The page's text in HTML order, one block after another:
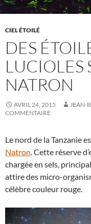
CIEL ÉTOILÉ
DES
LUCIOLES
NATRON
AVRIL 24, 2015 JEAN-
COMMENTAIRE
Le nord de la Tanzanie
Natron. Cette réserve
chargée en sels,
attire des micro-
célèbre couleur rouge.